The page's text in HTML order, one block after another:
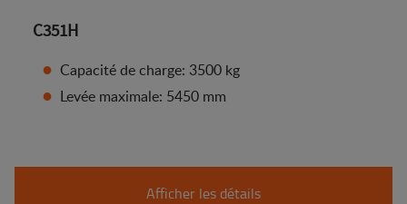
C351H
Capacité de charge: 3500 kg
Levée maximale: 5450 mm
Afficher les détails